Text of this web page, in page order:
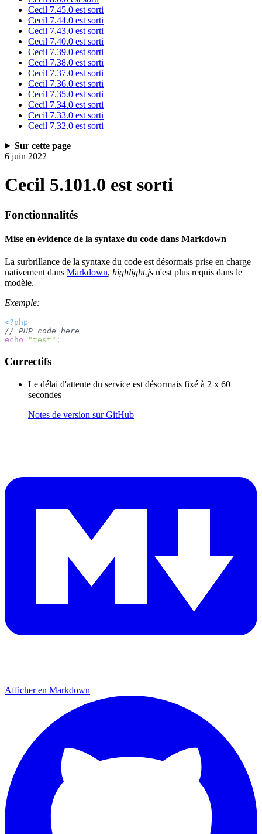
Cecil 7.45.0 est sorti
Cecil 7.44.0 est sorti
Cecil 7.43.0 est sorti
Cecil 7.40.0 est sorti
Cecil 7.39.0 est sorti
Cecil 7.38.0 est sorti
Cecil 7.37.0 est sorti
Cecil 7.36.0 est sorti
Cecil 7.35.0 est sorti
Cecil 7.34.0 est sorti
Cecil 7.33.0 est sorti
Cecil 7.32.0 est sorti
Sur cette page
6 juin 2022
Cecil 5.101.0 est sorti
Fonctionnalités
Mise en évidence de la syntaxe du code dans Markdown
La surbrillance de la syntaxe du code est désormais prise en charge
nativement dans Markdown, highlight.js n'est plus requis dans le
modèle.
Exemple:
<?php
// PHP code here
echo
"test" ;
Correctifs
Le délai d'attente du service est désormais fixé à 2 x 60
secondes
Notes de version sur GitHub
Afficher en Markdown